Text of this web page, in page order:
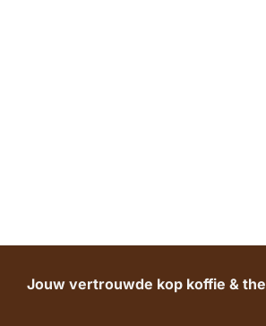
Jouw vertrouwde kop koffie &